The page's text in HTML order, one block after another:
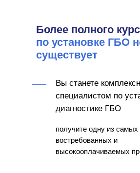
Более полного
по установке ГБО
существует
Вы станете
специалистом по
диагностике ГБО
получите одну из самых
востребованных и
высокооплачиваемых